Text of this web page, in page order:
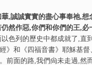
華,誠誠實實的盡心事奉祂,想
然作惡,你們和你們的王,必
色列的歷史中都成就了,直
》和《四福音書》耶穌基
前面的路,我們尙未走過,然